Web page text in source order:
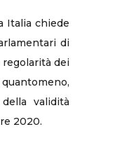
Italia chiede
di
dei
validità
2020.